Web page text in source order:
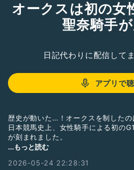
オークスは初の女
聖奈騎手が
日記代わりに配信してま
アプリで
歴史が動いた…！オークスを制したの
日本競馬史上、女性騎手による初の
が刻まれました。
最後の直線の追い出し、鳥肌が止ま
#オークス #今村聖奈 #歴史的快挙
...もっと読む
2026-05-24 22:28:31